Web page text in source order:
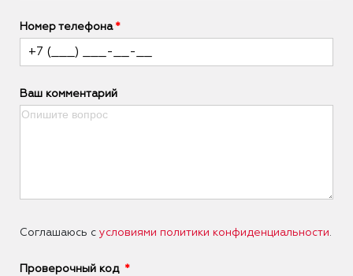
Номер телефона
Ваш комментарий
Соглашаюсь с условиями политики конфиденциальности.
Проверочный код